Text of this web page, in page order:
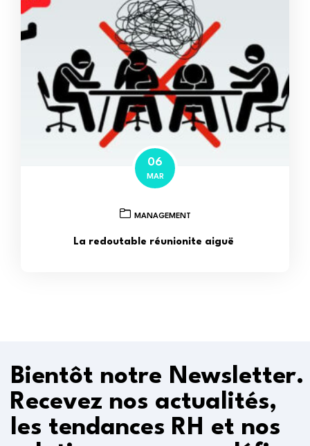
06
MAR
MANAGEMENT
La redoutable réunionite aiguë
Bientôt notre Newsletter.
Recevez nos actualités,
les tendances RH et nos